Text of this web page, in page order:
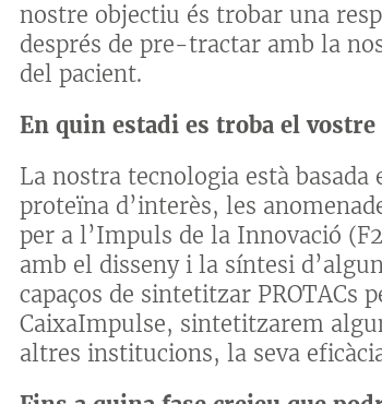
nostre objectiu és trobar una
després de pre-tractar amb la
del pacient.
En quin estadi es troba el vostre
La nostra tecnologia està
proteïna d’interès, les
per a l’Impuls de la Innovació
amb el disseny i la síntesi
capaços de sintetitzar PROTACs
CaixaImpulse, sintetitzarem
altres institucions, la seva